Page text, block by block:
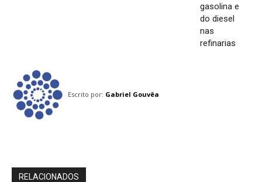
gasolina e
do diesel
nas
refinarias
Escrito por: Gabriel Gouvêa
RELACIONADOS